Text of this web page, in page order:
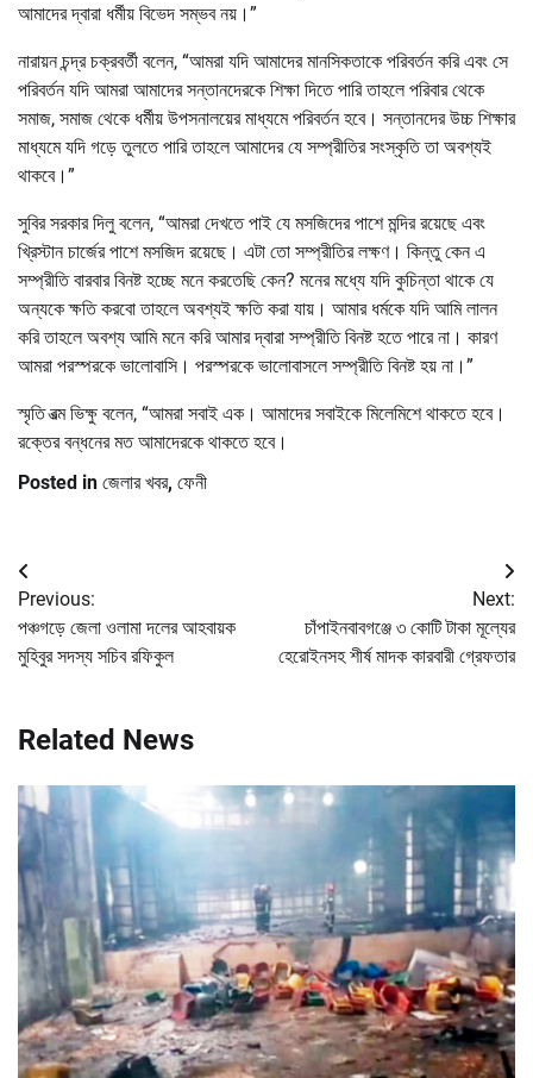
আমাদের দ্বারা ধর্মীয় বিভেদ সম্ভব নয়।”
নারায়ন চন্দ্র চক্রবর্তী বলেন, “আমরা যদি আমাদের মানসিকতাকে পরিবর্তন করি এবং সে
পরিবর্তন যদি আমরা আমাদের সন্তানদেরকে শিক্ষা দিতে পারি তাহলে পরিবার থেকে
সমাজ, সমাজ থেকে ধর্মীয় উপসনালয়ের মাধ্যমে পরিবর্তন হবে। সন্তানদের উচ্চ শিক্ষার
মাধ্যমে যদি গড়ে তুলতে পারি তাহলে আমাদের যে সম্প্রীতির সংস্কৃতি তা অবশ্যই
থাকবে।”
সুবির সরকার দিলু বলেন, “আমরা দেখতে পাই যে মসজিদের পাশে মন্দির রয়েছে এবং
খ্রিস্টান চার্জের পাশে মসজিদ রয়েছে। এটা তো সম্প্রীতির লক্ষণ। কিন্তু কেন এ
সম্প্রীতি বারবার বিনষ্ট হচ্ছে মনে করতেছি কেন? মনের মধ্যে যদি কুচিন্তা থাকে যে
অন্যকে ক্ষতি করবো তাহলে অবশ্যই ক্ষতি করা যায়। আমার ধর্মকে যদি আমি লালন
করি তাহলে অবশ্য আমি মনে করি আমার দ্বারা সম্প্রীতি বিনষ্ট হতে পারে না। কারণ
আমরা পরস্পরকে ভালোবাসি। পরস্পরকে ভালোবাসলে সম্প্রীতি বিনষ্ট হয় না।”
স্মৃতি রত্ম ভিক্ষু বলেন, “আমরা সবাই এক। আমাদের সবাইকে মিলেমিশে থাকতে হবে।
রক্তের বন্ধনের মত আমাদেরকে থাকতে হবে।
Posted in জেলার খবর, ফেনী
Post
navigation
Previous:
পঞ্চগড়ে জেলা ওলামা দলের আহবায়ক
মুহিবুর সদস্য সচিব রফিকুল
Next:
চাঁপাইনবাবগঞ্জে ৩ কোটি টাকা মূল্যের
হেরোইনসহ শীর্ষ মাদক কারবারী গ্রেফতার
Related News